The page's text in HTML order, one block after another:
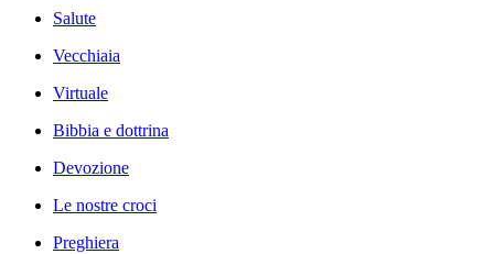
Salute
Vecchiaia
Virtuale
Bibbia e dottrina
Devozione
Le nostre croci
Preghiera